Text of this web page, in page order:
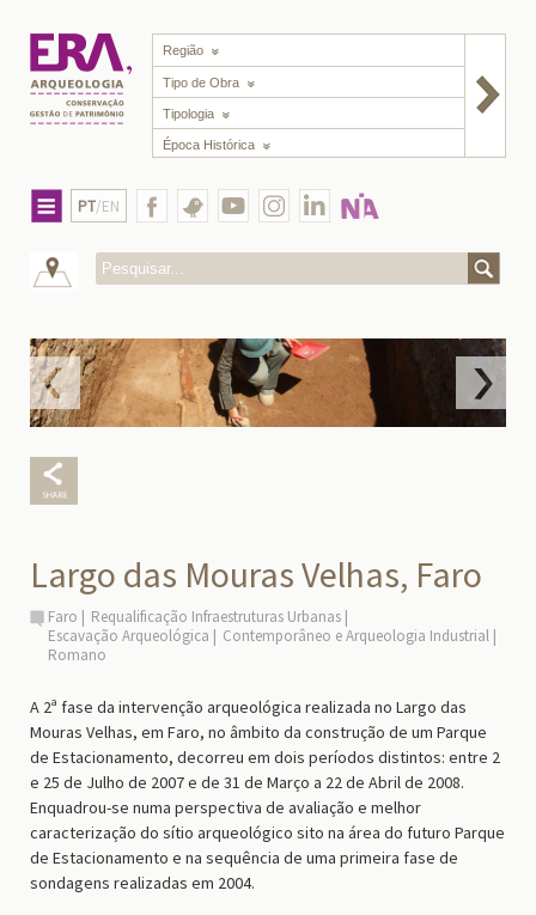
Região
Tipo de Obra
Tipologia
Época Histórica
PT/EN
Largo das Mouras Velhas, Faro
Faro
Requalificação Infraestruturas Urbanas
Escavação Arqueológica
Contemporâneo e Arqueologia Industrial
Romano
A 2ª fase da intervenção arqueológica realizada no Largo das
Mouras Velhas, em Faro, no âmbito da construção de um Parque
de Estacionamento, decorreu em dois períodos distintos: entre 2
e 25 de Julho de 2007 e de 31 de Março a 22 de Abril de 2008.
Enquadrou-se numa perspectiva de avaliação e melhor
caracterização do sítio arqueológico sito na área do futuro Parque
de Estacionamento e na sequência de uma primeira fase de
sondagens realizadas em 2004.